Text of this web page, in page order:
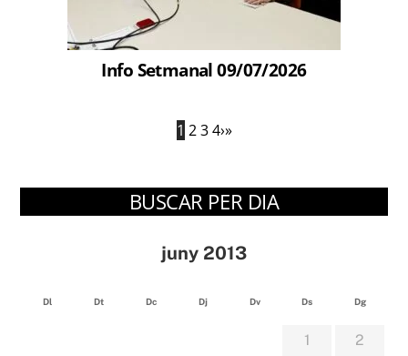
Info Setmanal 09/07/2026
1 2 3 4›»
BUSCAR PER DIA
juny 2013
Dl Dt Dc Dj Dv Ds Dg
1 2